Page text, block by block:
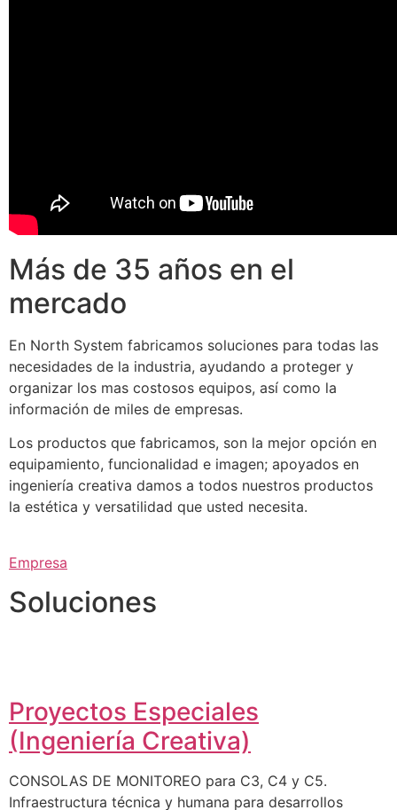
Más de 35 años en el
mercado
En North System fabricamos soluciones para todas las
necesidades de la industria, ayudando a proteger y
organizar los mas costosos equipos, así como la
información de miles de empresas.
Los productos que fabricamos, son la mejor opción en
equipamiento, funcionalidad e imagen; apoyados en
ingeniería creativa damos a todos nuestros productos
la estética y versatilidad que usted necesita.
Empresa
Soluciones
Proyectos Especiales
(Ingeniería Creativa)
CONSOLAS DE MONITOREO para C3, C4 y C5.
Infraestructura técnica y humana para desarrollos